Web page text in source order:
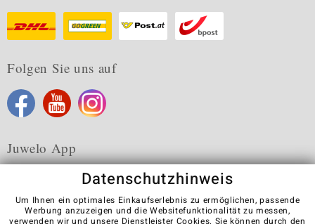
Folgen Sie uns auf
Juwelo App
Datenschutzhinweis
Um Ihnen ein optimales Einkaufserlebnis zu ermöglichen, passende
Werbung anzuzeigen und die Websitefunktionalität zu messen,
verwenden wir und unsere Dienstleister Cookies. Sie können durch den